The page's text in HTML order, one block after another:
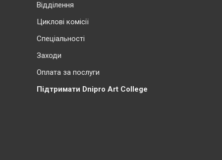
Відділення
Циклові комісії
Cпеціальності
Заходи
Оплата за послуги
Підтримати Dnipro Art College